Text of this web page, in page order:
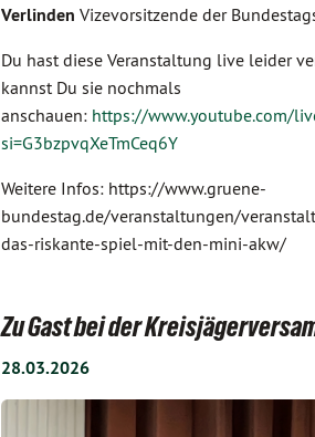
Verlinden Vizevorsitzende der
Du hast diese Veranstaltung live leider
kannst Du sie nochmals
anschauen: https://www.youtube.com/
si=G3bzpvqXeTmCeq6Y
Weitere Infos: https://www.gruene-
bundestag.de/veranstaltungen/
das-riskante-spiel-mit-den-mini-akw/
Zu Gast bei der
28.03.2026